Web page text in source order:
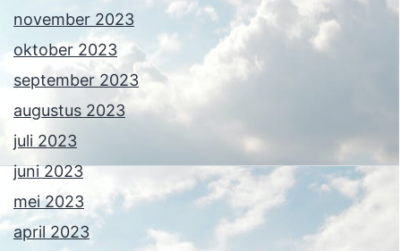
november 2023
oktober 2023
september 2023
augustus 2023
juli 2023
juni 2023
mei 2023
april 2023